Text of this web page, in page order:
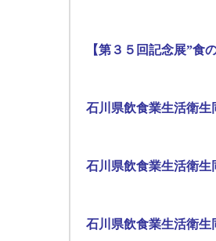
【第３５回記念展”食
石川県飲食業生活衛
石川県飲食業生活衛
石川県飲食業生活衛